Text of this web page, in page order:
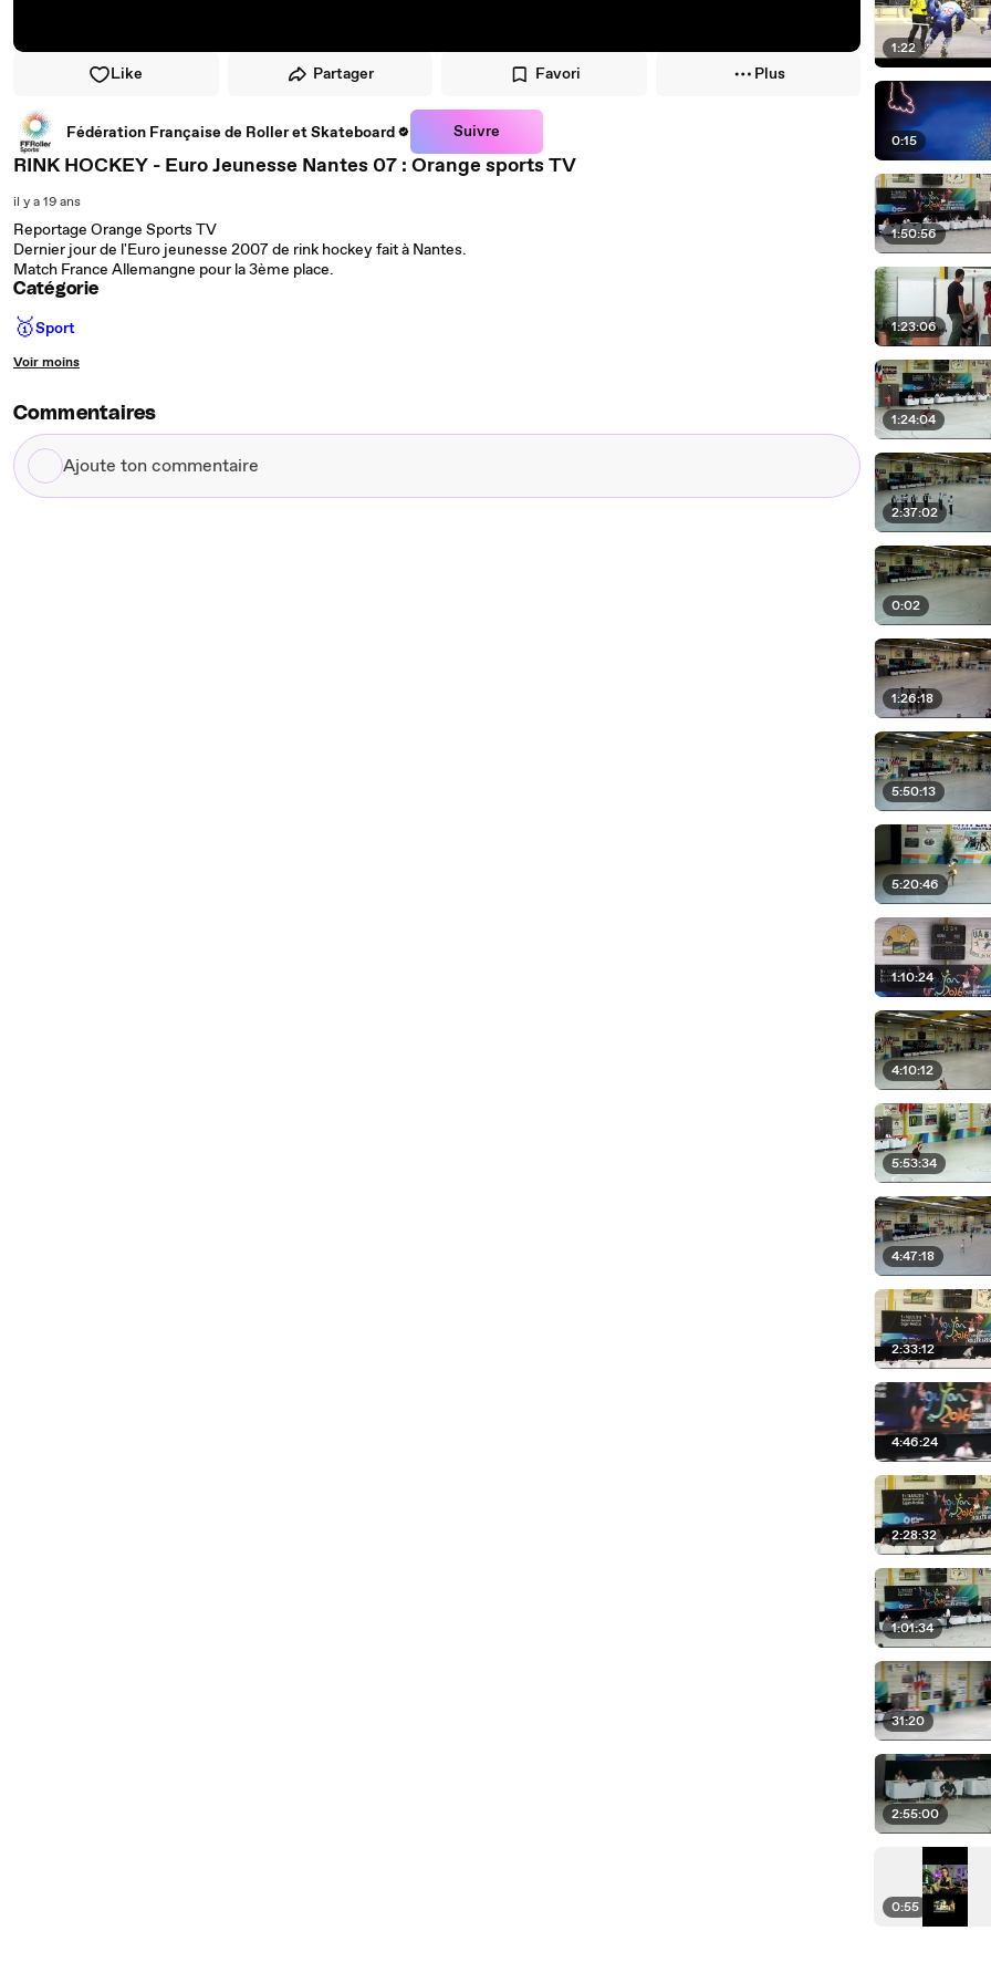
Like Partager Favori Plus
Fédération Française de Roller et Skateboard Suivre
RINK HOCKEY - Euro Jeunesse Nantes 07 : Orange sports TV
il y a 19 ans
Reportage Orange Sports TV
Dernier jour de l'Euro jeunesse 2007 de rink hockey fait à Nantes.
Match France Allemangne pour la 3ème place.
Catégorie
🥇Sport
Voir moins
Commentaires
Ajoute
ton
1:22
0:15
1:50:56
1:23:06
1:24:04
2:37:02
0:02
1:26:18
5:50:13
5:20:46
1:10:24
4:10:12
5:53:34
4:47:18
2:33:12
4:46:24
2:28:32
1:01:34
31:20
2:55:00
0:55